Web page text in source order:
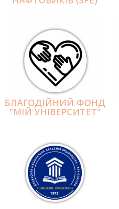
БЛАГОДІЙНИЙ ФОНД
"МІЙ УНІВЕРСИТЕТ"